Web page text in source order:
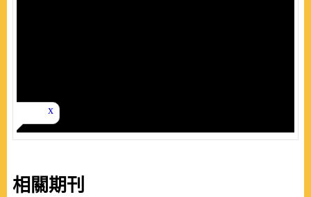
相關期刊